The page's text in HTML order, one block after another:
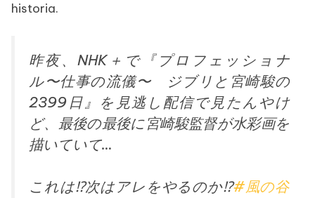
historia.
昨夜、NHK＋で『プロフェッショナ
ル〜仕事の流儀〜 ジブリと宮崎駿の
2399日』を見逃し配信で見たんやけ
ど、最後の最後に宮崎駿監督が水彩画を
描いていて…
これは⁉️次はアレをやるのか⁉️#風の谷